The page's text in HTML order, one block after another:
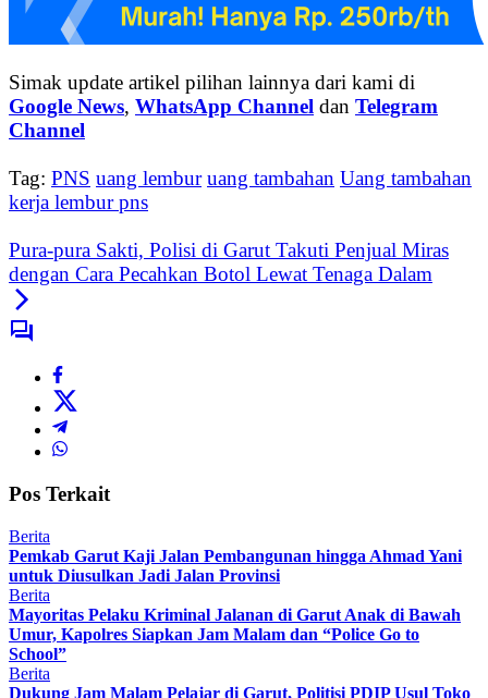
Simak update artikel pilihan lainnya dari kami di
Google News, WhatsApp Channel dan Telegram
Channel
Tag: PNS uang lembur uang tambahan Uang tambahan
kerja lembur pns
Pura-pura Sakti, Polisi di Garut Takuti Penjual Miras
dengan Cara Pecahkan Botol Lewat Tenaga Dalam
Pos Terkait
Berita
Pemkab Garut Kaji Jalan Pembangunan hingga Ahmad Yani
untuk Diusulkan Jadi Jalan Provinsi
Berita
Mayoritas Pelaku Kriminal Jalanan di Garut Anak di Bawah
Umur, Kapolres Siapkan Jam Malam dan “Police Go to
School”
Berita
Dukung Jam Malam Pelajar di Garut, Politisi PDIP Usul Toko